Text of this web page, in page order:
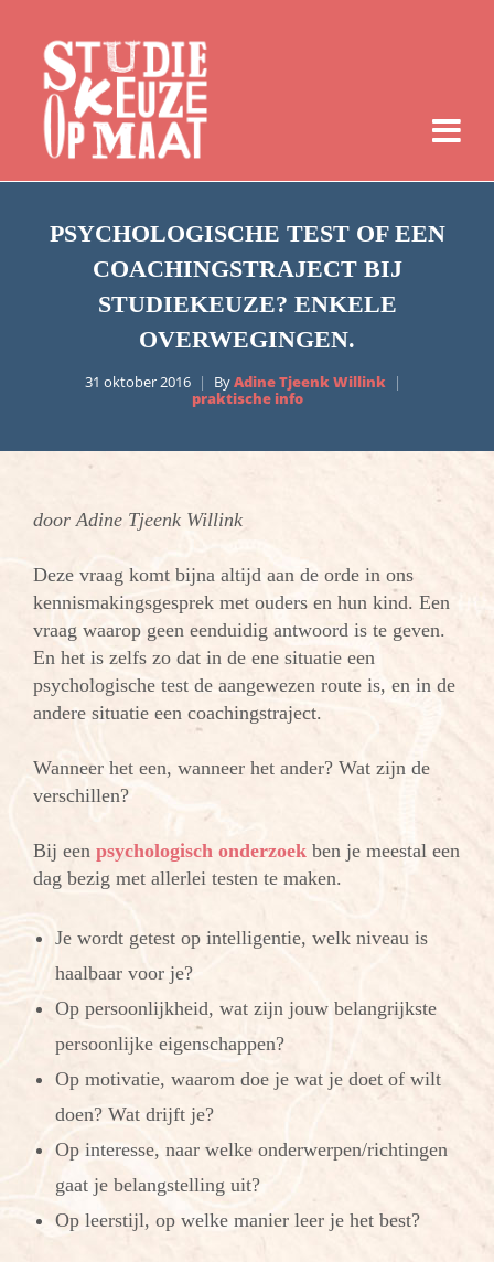
PSYCHOLOGISCHE TEST OF EEN
COACHINGSTRAJECT BIJ
STUDIEKEUZE? ENKELE
OVERWEGINGEN.
31 oktober 2016 ByAdine Tjeenk Willink
praktische info
door Adine Tjeenk Willink
Deze vraag komt bijna altijd aan de orde in ons
kennismakingsgesprek met ouders en hun kind. Een
vraag waarop geen eenduidig antwoord is te geven.
En het is zelfs zo dat in de ene situatie een
psychologische test de aangewezen route is, en in de
andere situatie een coachingstraject.
Wanneer het een, wanneer het ander? Wat zijn de
verschillen?
Bij een psychologisch onderzoek ben je meestal een
dag bezig met allerlei testen te maken.
Je wordt getest op intelligentie, welk niveau is
haalbaar voor je?
Op persoonlijkheid, wat zijn jouw belangrijkste
persoonlijke eigenschappen?
Op motivatie, waarom doe je wat je doet of wilt
doen? Wat drijft je?
Op interesse, naar welke onderwerpen/richtingen
gaat je belangstelling uit?
Op leerstijl, op welke manier leer je het best?